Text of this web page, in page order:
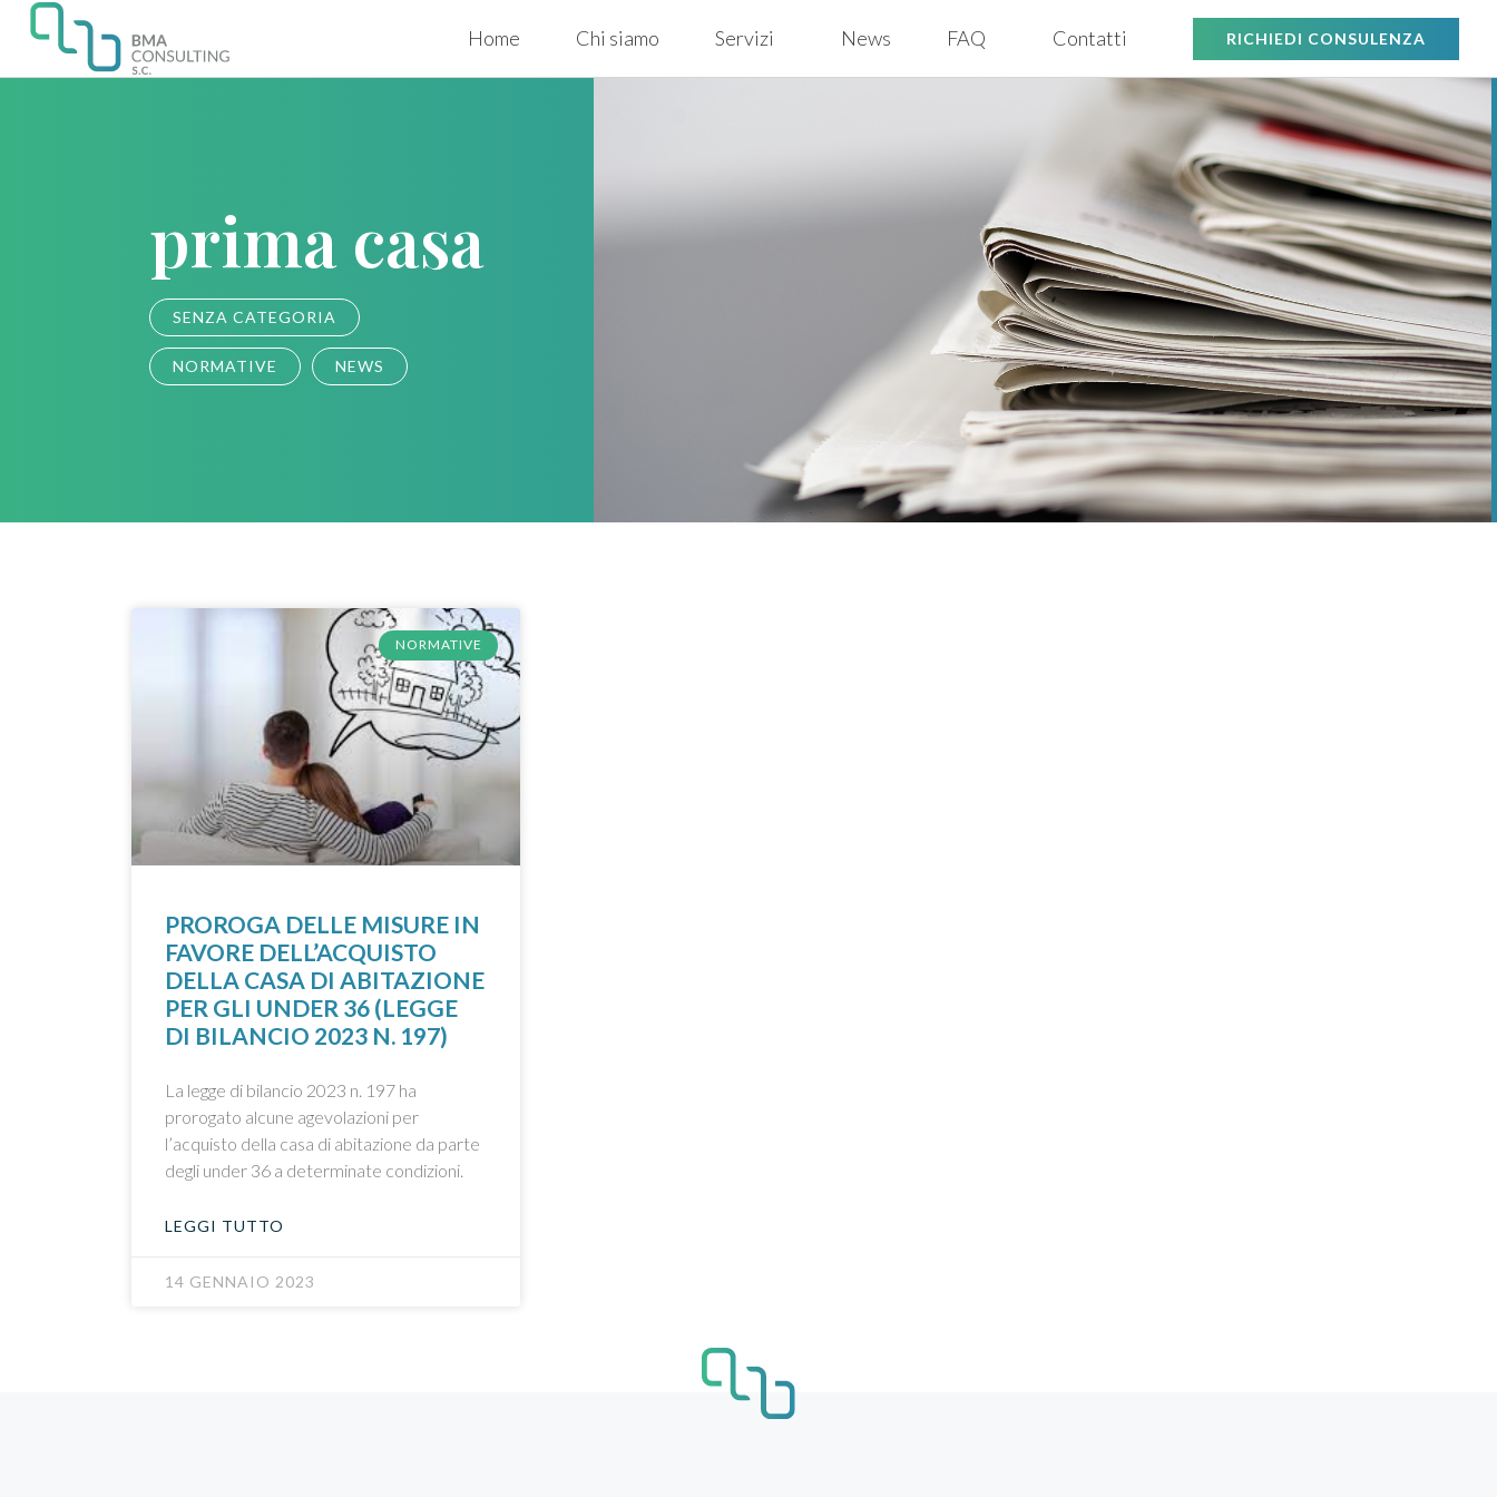
Home Chi siamo Servizi News FAQ Contatti RICHIEDI CONSULENZA
prima casa
SENZA CATEGORIA
NORMATIVE NEWS
NORMATIVE
PROROGA DELLE MISURE IN
FAVORE DELL’ACQUISTO
DELLA CASA DI ABITAZIONE
PER GLI UNDER 36 (LEGGE
DI BILANCIO 2023 N. 197)
La legge di bilancio 2023 n. 197 ha
prorogato alcune agevolazioni per
l’acquisto della casa di abitazione da parte
degli under 36 a determinate condizioni.
LEGGI TUTTO
14 GENNAIO 2023